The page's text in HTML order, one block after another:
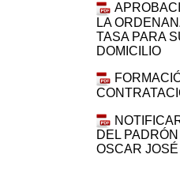
LA
TASA PARA
DOMICILIO
DEL
OSCAR